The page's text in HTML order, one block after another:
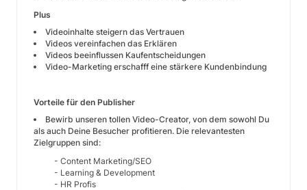
Plus
Videoinhalte steigern das Vertrauen
Videos vereinfachen das Erklären
Videos beeinflussen Kaufentscheidungen
Video-Marketing erschafff eine stärkere Kundenbindung
Vorteile für den Publisher
Bewirb unseren tollen Video-Creator, von dem sowohl Du
als auch Deine Besucher profitieren. Die relevantesten
Zielgruppen sind:
- Content Marketing/SEO
- Learning & Development
- HR Profis